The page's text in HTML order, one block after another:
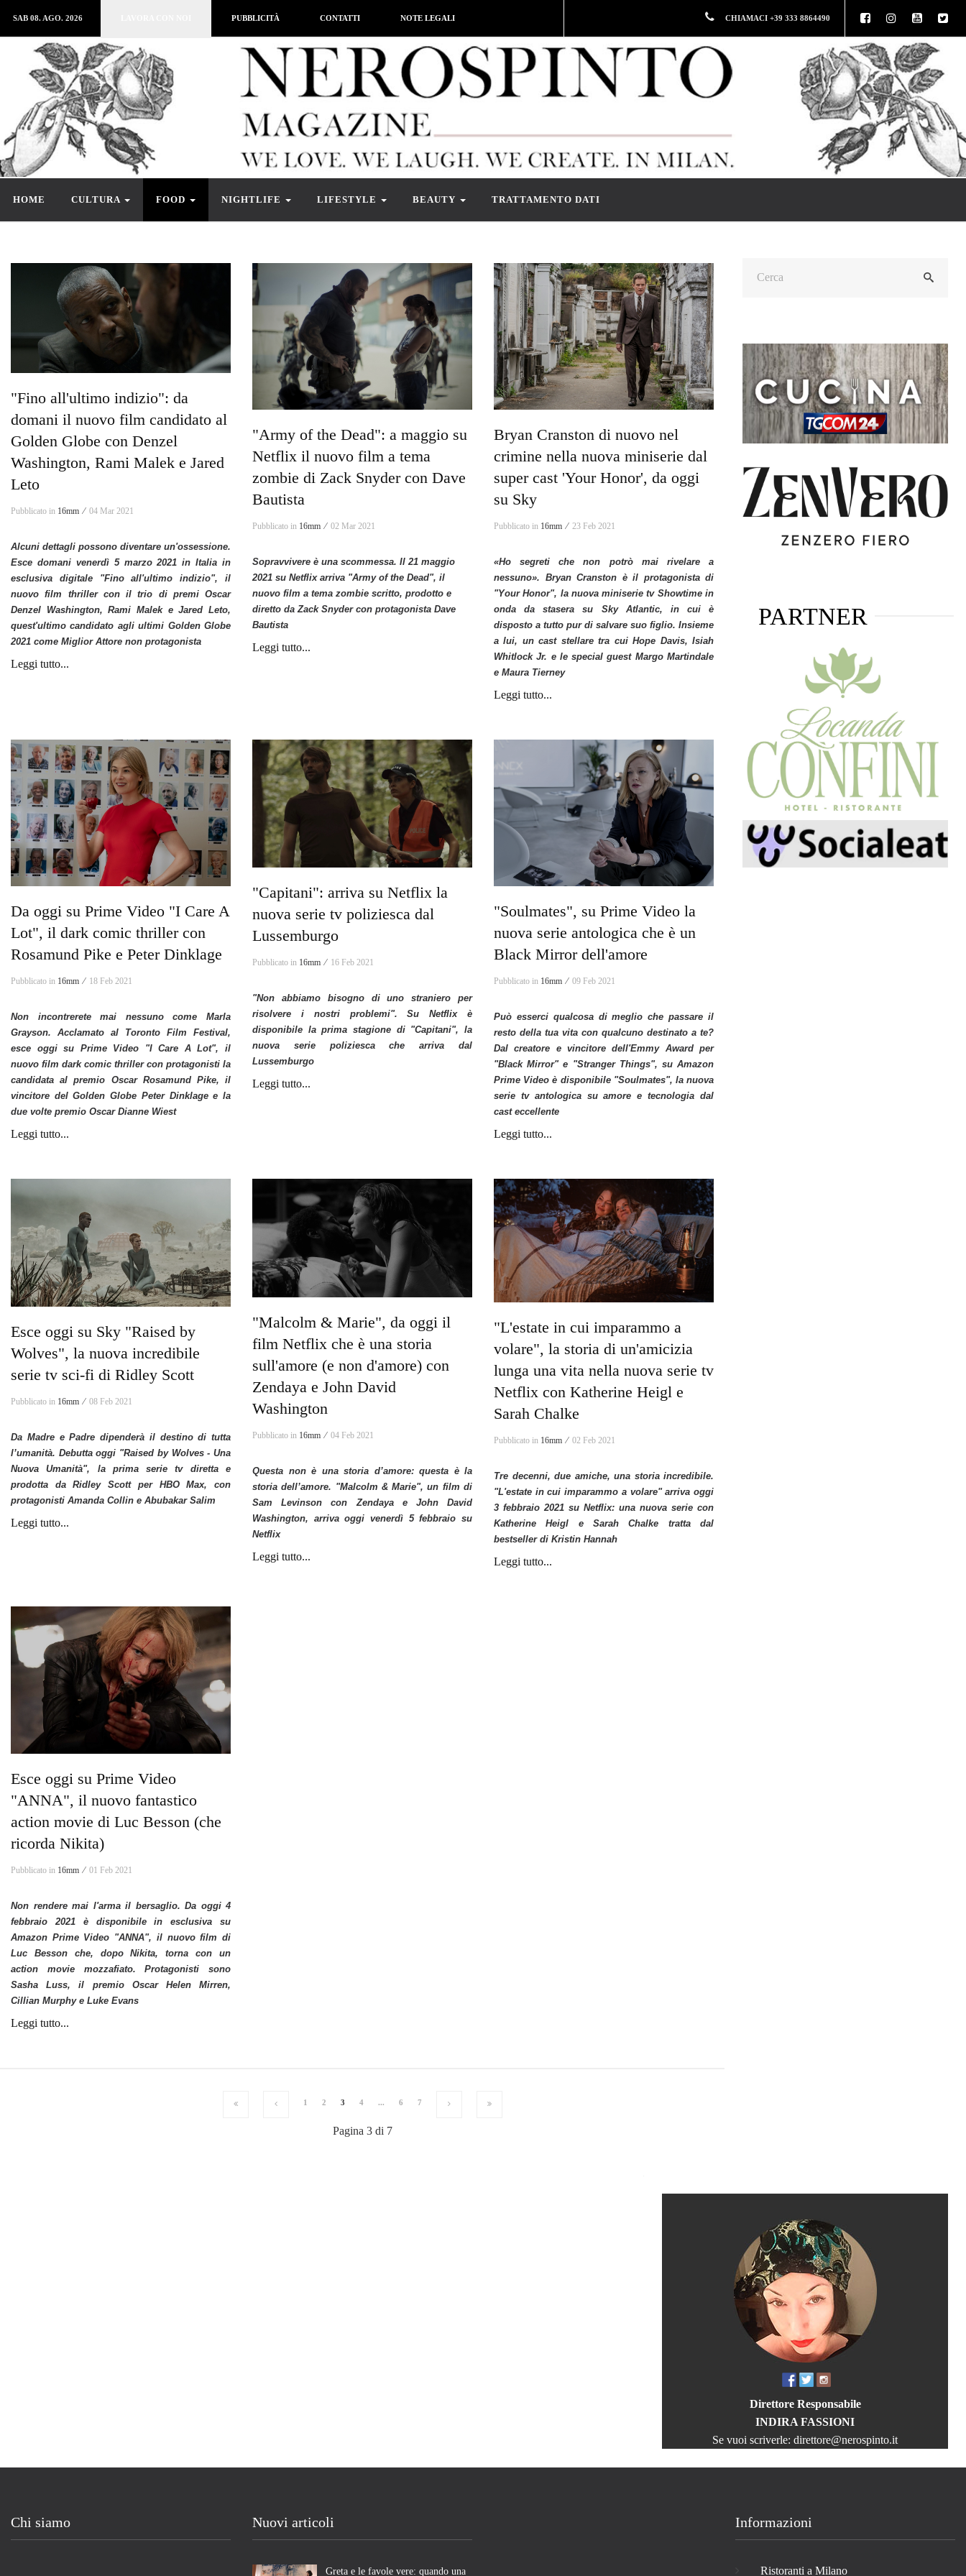
SAB 08. AGO. 2026 PUBBLICITÀ CONTATTI NOTE LEGALI CHIAMACI +39 333 8864490
HOME CULTURA FOOD NIGHTLIFE LIFESTYLE BEAUTY TRATTAMENTO DATI
"Fino all'ultimo indizio": da
domani il nuovo film candidato al
Golden Globe con Denzel
Washington, Rami Malek e Jared
Leto
Pubblicato in 16mm ⁄ 04 Mar 2021
Alcuni dettagli possono diventare un'ossessione.
Esce domani venerdì 5 marzo 2021 in Italia in
esclusiva digitale "Fino all'ultimo indizio", il
nuovo film thriller con il trio di premi Oscar
Denzel Washington, Rami Malek e Jared Leto,
quest'ultimo candidato agli ultimi Golden Globe
2021 come Miglior Attore non protagonista
Leggi tutto...
"Army of the Dead": a maggio su
Netflix il nuovo film a tema
zombie di Zack Snyder con Dave
Bautista
Pubblicato in 16mm ⁄ 02 Mar 2021
Sopravvivere è una scommessa. Il 21 maggio
2021 su Netflix arriva "Army of the Dead", il
nuovo film a tema zombie scritto, prodotto e
diretto da Zack Snyder con protagonista Dave
Bautista
Leggi tutto...
Bryan Cranston di nuovo nel
crimine nella nuova miniserie dal
super cast 'Your Honor', da oggi
su Sky
Pubblicato in 16mm ⁄ 23 Feb 2021
«Ho segreti che non potrò mai rivelare a
nessuno».​ Bryan Cranston è il protagonista di
"Your Honor", la nuova miniserie tv Showtime in
onda da stasera su Sky Atlantic, in cui è
disposto a tutto pur di salvare suo figlio. Insieme
a lui, un cast stellare tra cui Hope Davis, Isiah
Whitlock Jr. e le special guest Margo Martindale
e Maura Tierney
Leggi tutto...
Da oggi su Prime Video "I Care A
Lot", il dark comic thriller con
Rosamund Pike e Peter Dinklage
Pubblicato in 16mm ⁄ 18 Feb 2021
Non incontrerete mai nessuno come Marla
Grayson. Acclamato al Toronto Film Festival,
esce oggi su Prime Video "I Care A Lot", il
nuovo film dark comic thriller con protagonisti la
candidata al premio Oscar Rosamund Pike, il
vincitore del Golden Globe Peter Dinklagee la
due volte premio Oscar Dianne Wiest
Leggi tutto...
"Capitani": arriva su Netflix la
nuova serie tv poliziesca dal
Lussemburgo
Pubblicato in 16mm ⁄ 16 Feb 2021
"Non abbiamo bisogno di uno straniero per
risolvere i nostri problemi". Su Netflix è
disponibile la prima stagione di "Capitani", la
nuova serie poliziesca che arriva dal
Lussemburgo
Leggi tutto...
"Soulmates", su Prime Video la
nuova serie antologica che è un
Black Mirror dell'amore
Pubblicato in 16mm ⁄ 09 Feb 2021
Può esserci qualcosa di meglio che passare il
resto della tua vita con qualcuno destinato a te?
Dal creatore e vincitore dell'Emmy Award per
"Black Mirror" e "Stranger Things", su Amazon
Prime Video è disponibile "Soulmates", la nuova
serie tv antologica su amore e tecnologia dal
cast eccellente
Leggi tutto...
Esce oggi su Sky "Raised by
Wolves", la nuova incredibile
serie tv sci-fi di Ridley Scott
Pubblicato in 16mm ⁄ 08 Feb 2021
Da Madre e Padre dipenderà il destino di tutta
l’umanità.​ Debutta oggi "Raised by Wolves - Una
Nuova Umanità", la prima serie tv diretta e
prodotta da Ridley Scott per HBO Max, con
protagonisti Amanda Collin e Abubakar Salim
Leggi tutto...
"Malcolm & Marie", da oggi il
film Netflix che è una storia
sull'amore (e non d'amore) con
Zendaya e John David
Washington
Pubblicato in 16mm ⁄ 04 Feb 2021
Questa non è una storia d’amore: questa è la
storia dell’amore. "Malcolm & Marie", un film di
Sam Levinson con Zendaya e John David
Washington, arriva oggi venerdì 5 febbraio su
Netflix
Leggi tutto...
"L'estate in cui imparammo a
volare", la storia di un'amicizia
lunga una vita nella nuova serie tv
Netflix con Katherine Heigl e
Sarah Chalke
Pubblicato in 16mm ⁄ 02 Feb 2021
Tre decenni, due amiche, una storia incredibile.
"L'estate in cui imparammo a volare" arriva oggi
3 febbraio 2021 su Netflix: una nuova serie con
Katherine Heigl e Sarah Chalke tratta dal
bestseller di Kristin Hannah
Leggi tutto...
Esce oggi su Prime Video
"ANNA", il nuovo fantastico
action movie di Luc Besson (che
ricorda Nikita)
Pubblicato in 16mm ⁄ 01 Feb 2021
Non rendere mai l'arma il bersaglio. Da oggi 4
febbraio 2021 è disponibile in esclusiva su
Amazon Prime Video "ANNA", il nuovo film di
Luc Besson che, dopo Nikita, torna con un
action movie mozzafiato. Protagonisti sono
Sasha Luss, il premio Oscar Helen Mirren,
Cillian Murphy e Luke Evans
Leggi tutto...
1 2 3 4 ... 6 7
Pagina 3 di 7
PARTNER
Direttore Responsabile
INDIRA FASSIONI
Se vuoi scriverle: direttore@nerospinto.it
Chi siamo Nuovi articoli
Greta e le favole vere: quando una
Informazioni
Ristoranti a Milano